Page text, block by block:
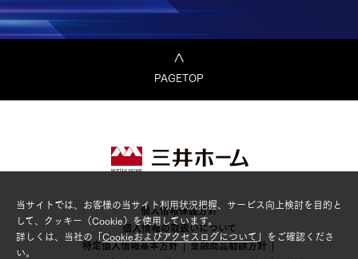
PAGETOP
個人情報保護方針
個人情報の取扱いについて
特定個人情報基本方針
金融商品勧誘方針
当サイトでは、お客様の当サイト利用状況把握、サービス向上検討を目的と
して、クッキー（Cookie）を使用しています。
詳しくは、当社の「Cookieおよびアクセスログについて 」をご確認くださ
い。